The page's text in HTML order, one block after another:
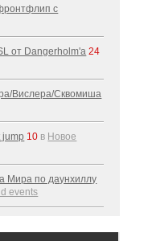
с
от Dangerholm'a 24
Вислера/Сквомиша
jump 10 в Новое
Мира по даунхиллу
events